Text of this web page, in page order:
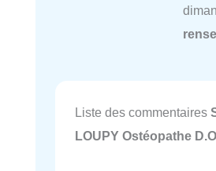
Liste des commentaires
LOUPY Ostéopathe D.O.